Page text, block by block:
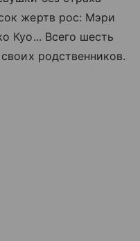
жертв рос: Мэри
Куо... Всего шесть
родственников.